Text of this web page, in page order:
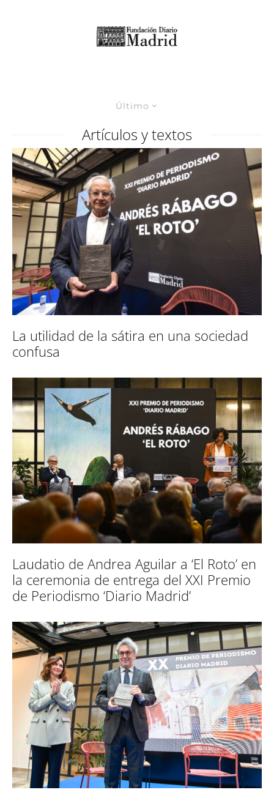
Último
Artículos y textos
La utilidad de la sátira en una sociedad
confusa
Laudatio de Andrea Aguilar a ‘El Roto’ en
la ceremonia de entrega del XXI Premio
de Periodismo ‘Diario Madrid’